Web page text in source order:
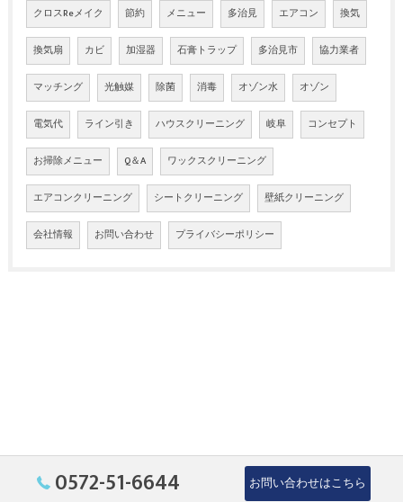
クロスReメイク 節約 メニュー 多治見 エアコン 換気
換気扇 カビ 加湿器 石膏トラップ 多治見市 協力業者
マッチング 光触媒 除菌 消毒 オゾン水 オゾン
電気代 ライン引き ハウスクリーニング 岐阜 コンセプト
お掃除メニュー Q＆A ワックスクリーニング
エアコンクリーニング シートクリーニング 壁紙クリーニング
会社情報 お問い合わせ プライバシーポリシー
0572-51-6644 お問い合わせはこちら